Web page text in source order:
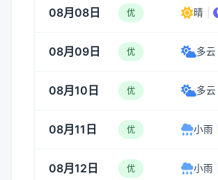
08月08日 优 晴
08月09日 优 多云
08月10日 优 多云
08月11日 优 小雨
08月12日 优 小雨